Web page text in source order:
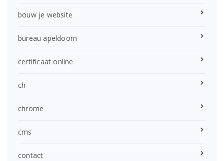
bouw je website
bureau apeldoorn
certificaat online
ch
chrome
cms
contact